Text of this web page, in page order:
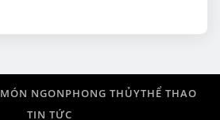
MÓN NGONPHONG THỦYTHỂ THAO
TIN TỨC